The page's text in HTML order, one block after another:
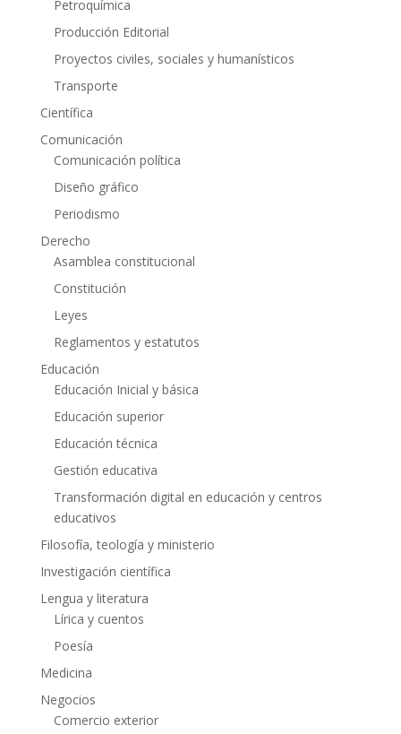
Petroquímica
Producción Editorial
Proyectos civiles, sociales y humanísticos
Transporte
Científica
Comunicación
Comunicación política
Diseño gráfico
Periodismo
Derecho
Asamblea constitucional
Constitución
Leyes
Reglamentos y estatutos
Educación
Educación Inicial y básica
Educación superior
Educación técnica
Gestión educativa
Transformación digital en educación y centros
educativos
Filosofía, teología y ministerio
Investigación científica
Lengua y literatura
Lírica y cuentos
Poesía
Medicina
Negocios
Comercio exterior